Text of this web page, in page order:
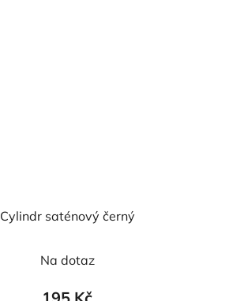
Cylindr saténový černý
Na dotaz